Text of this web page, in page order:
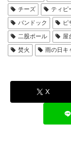
チーズ
ティピ
バンドック
ピ
二股ポール
屋
焚火
雨の日キ
X